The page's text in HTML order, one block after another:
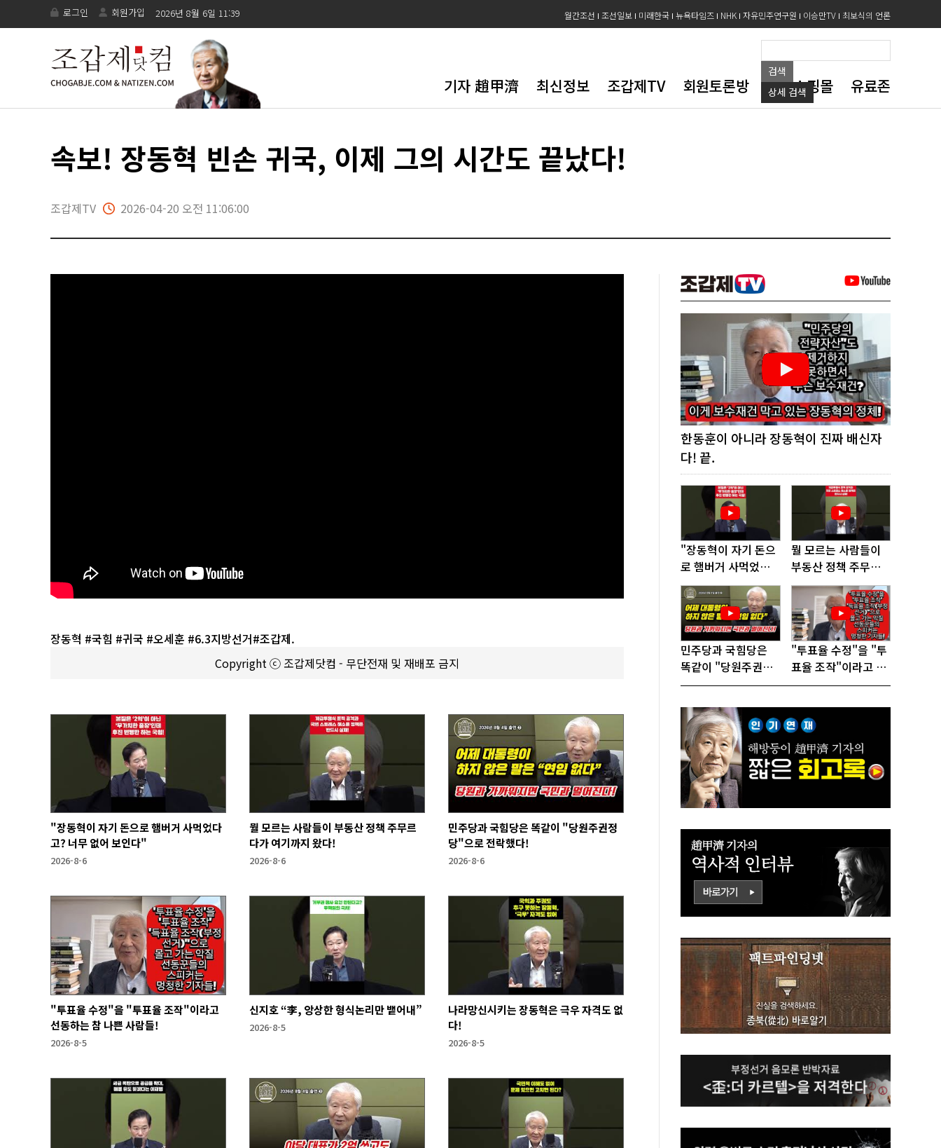
로그인 회원가입 2026년 8월 6일 11:39 월간조선 조선일보 미래한국 뉴욕타임즈 NHK 자유민주연구원 이승만TV 최보식의 언론
검색
상세 검색
기자 趙甲濟 최신정보 조갑제TV 회원토론방 도서쇼핑몰 유료존
속보! 장동혁 빈손 귀국, 이제 그의 시간도 끝났다!
조갑제TV 2026-04-20 오전 11:06:00
장동혁 #국힘 #귀국 #오세훈 #6.3지방선거#조갑제.
Copyright ⓒ 조갑제닷컴 - 무단전재 및 재배포 금지
"장동혁이 자기 돈으로 햄버거 사먹었다
고? 너무 없어 보인다"
2026-8-6
뭘 모르는 사람들이 부동산 정책 주무르
다가 여기까지 왔다!
2026-8-6
민주당과 국힘당은 똑같이 "당원주권정
당"으로 전락했다!
2026-8-6
"투표율 수정"을 "투표율 조작"이라고
선동하는 참 나쁜 사람들!
2026-8-5
신지호 “李, 앙상한 형식논리만 뱉어내”
2026-8-5
나라망신시키는 장동혁은 극우 자격도 없
다!
2026-8-5
한동훈이 아니라 장동혁이 진짜 배신자
다! 끝.
"장동혁이 자기 돈으
로 햄버거 사먹었다
고? 너무 없어 보인
다"
뭘 모르는 사람들이
부동산 정책 주무르
다가 여기까지 왔다!
민주당과 국힘당은
똑같이 "당원주권정
당"으로 전락했다!
"투표율 수정"을 "투
표율 조작"이라고 선
동하는 참 나쁜 사람